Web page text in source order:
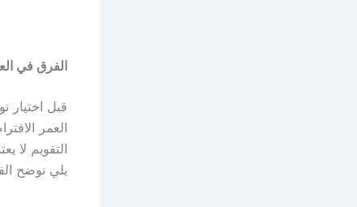
الفرق في
قبل اختيار
العمر
التقويم لا
يلي نوضح